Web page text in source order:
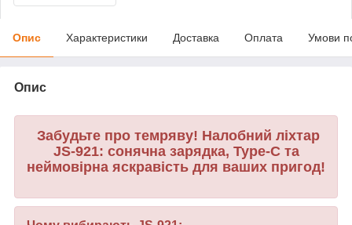
Опис Характеристики Доставка Оплата Умови
Опис
Забудьте про темряву! Налобний ліхтар
JS-921: сонячна зарядка, Type-C та
неймовірна яскравість для ваших пригод!